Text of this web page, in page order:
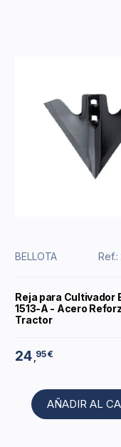
BELLOTA
Reja para Cultivador
1513-A - Acero
Tractor
24 ,95 €
AÑADIR AL